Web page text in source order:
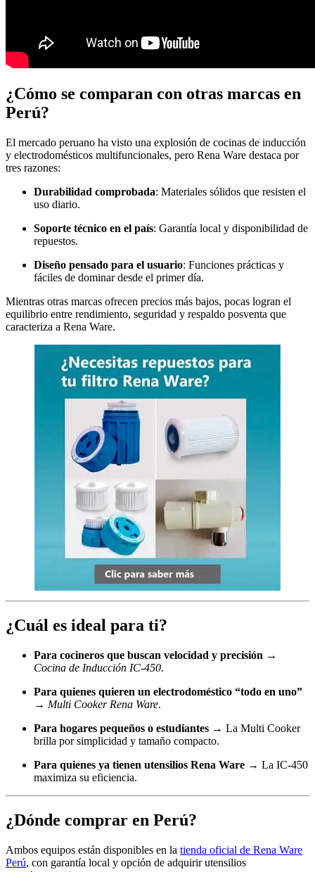
¿Cómo se comparan con otras marcas en
Perú?
El mercado peruano ha visto una explosión de cocinas de inducción
y electrodomésticos multifuncionales, pero Rena Ware destaca por
tres razones:
Durabilidad comprobada: Materiales sólidos que resisten el
uso diario.
Soporte técnico en el país: Garantía local y disponibilidad de
repuestos.
Diseño pensado para el usuario: Funciones prácticas y
fáciles de dominar desde el primer día.
Mientras otras marcas ofrecen precios más bajos, pocas logran el
equilibrio entre rendimiento, seguridad y respaldo posventa que
caracteriza a Rena Ware.
¿Cuál es ideal para ti?
Para cocineros que buscan velocidad y precisión →
Cocina de Inducción IC-450.
Para quienes quieren un electrodoméstico “todo en uno”
→ Multi Cooker Rena Ware.
Para hogares pequeños o estudiantes → La Multi Cooker
brilla por simplicidad y tamaño compacto.
Para quienes ya tienen utensilios Rena Ware → La IC-450
maximiza su eficiencia.
¿Dónde comprar en Perú?
Ambos equipos están disponibles en la tienda oficial de Rena Ware
Perú, con garantía local y opción de adquirir utensilios